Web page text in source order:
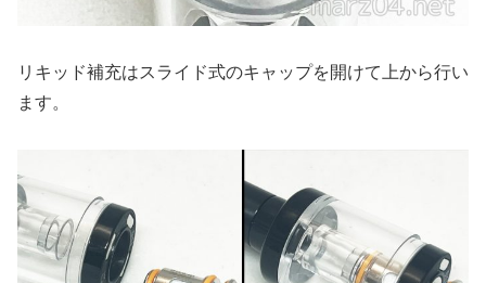
リキッド補充はスライド式のキャップを開けて上から行い
ます。